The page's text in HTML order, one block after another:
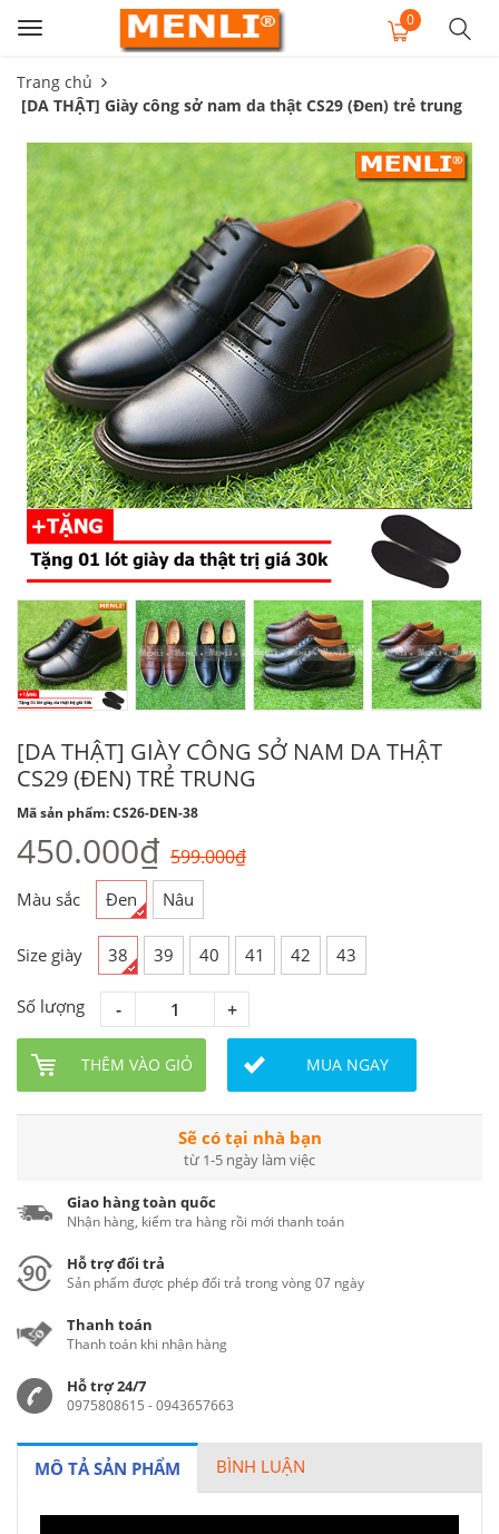
Toggle
0
Trang chủ
[DA THẬT] Giày công sở nam da thật CS29 (Đen) trẻ trung
[DA THẬT] GIÀY CÔNG SỞ NAM DA THẬT
CS29 (ĐEN) TRẺ TRUNG
Mã sản phẩm: CS26-DEN-38
450.000₫ 599.000₫
Màu sắc Đen Nâu
Size giày 38 39 40 41 42 43
Số lượng
THÊM VÀO GIỎ MUA NGAY
Sẽ có tại nhà bạn
từ 1-5 ngày làm việc
Giao hàng toàn quốc
Nhận hàng, kiểm tra hàng rồi mới thanh toán
Hỗ trợ đổi trả
Sản phẩm được phép đổi trả trong vòng 07 ngày
Thanh toán
Thanh toán khi nhận hàng
Hỗ trợ 24/7
0975808615 - 0943657663
MÔ TẢ SẢN PHẨM BÌNH LUẬN